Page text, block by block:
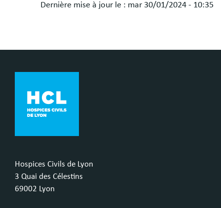
Dernière mise à jour le : mar 30/01/2024 - 10:35
Hospices Civils de Lyon
3 Quai des Célestins
69002 Lyon